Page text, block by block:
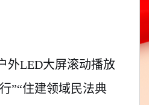
外LED大屏滚动播放
”“住建领域民法典